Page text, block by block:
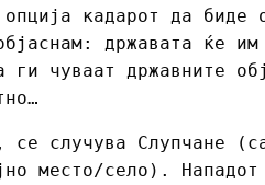
кадарот да биде
државата ќе им
ги чуваат државните
се случува Слупчане
место/село). Нападот